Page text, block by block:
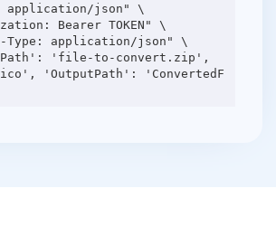
application/json" \
Bearer TOKEN" \
Type: application/json" \
'file-to-convert.zip',
'OutputPath': 'ConvertedF